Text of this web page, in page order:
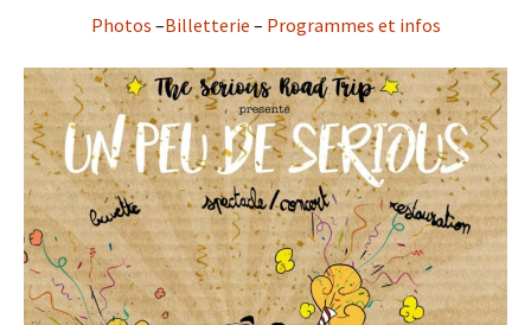
Photos –Billetterie – Programmes et infos